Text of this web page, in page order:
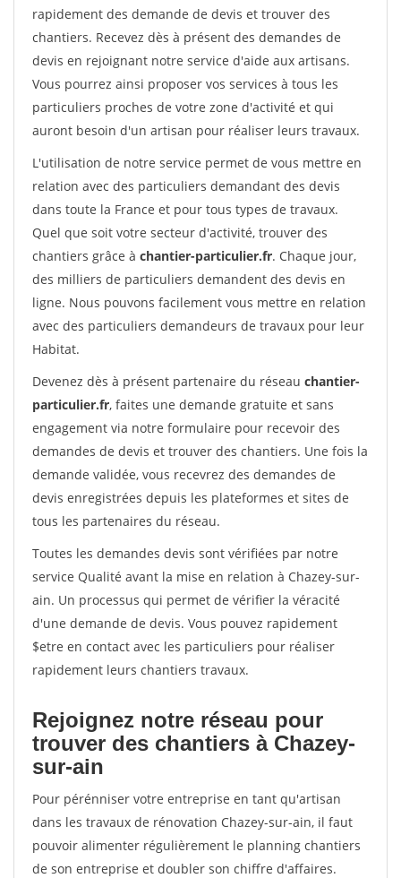
rapidement des demande de devis et trouver des
chantiers. Recevez dès à présent des demandes de
devis en rejoignant notre service d'aide aux artisans.
Vous pourrez ainsi proposer vos services à tous les
particuliers proches de votre zone d'activité et qui
auront besoin d'un artisan pour réaliser leurs travaux.
L'utilisation de notre service permet de vous mettre en
relation avec des particuliers demandant des devis
dans toute la France et pour tous types de travaux.
Quel que soit votre secteur d'activité, trouver des
chantiers grâce à chantier-particulier.fr. Chaque jour,
des milliers de particuliers demandent des devis en
ligne. Nous pouvons facilement vous mettre en relation
avec des particuliers demandeurs de travaux pour leur
Habitat.
Devenez dès à présent partenaire du réseau chantier-
particulier.fr, faites une demande gratuite et sans
engagement via notre formulaire pour recevoir des
demandes de devis et trouver des chantiers. Une fois la
demande validée, vous recevrez des demandes de
devis enregistrées depuis les plateformes et sites de
tous les partenaires du réseau.
Toutes les demandes devis sont vérifiées par notre
service Qualité avant la mise en relation à Chazey-sur-
ain. Un processus qui permet de vérifier la véracité
d'une demande de devis. Vous pouvez rapidement
$etre en contact avec les particuliers pour réaliser
rapidement leurs chantiers travaux.
Rejoignez notre réseau pour
trouver des chantiers à Chazey-
sur-ain
Pour pérénniser votre entreprise en tant qu'artisan
dans les travaux de rénovation Chazey-sur-ain, il faut
pouvoir alimenter régulièrement le planning chantiers
de son entreprise et doubler son chiffre d'affaires.